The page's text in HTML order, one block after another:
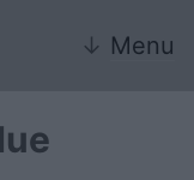
↓ Menu